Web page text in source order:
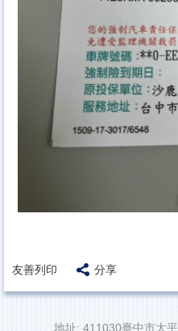
友善列印 分享
地址: 411030臺中市太